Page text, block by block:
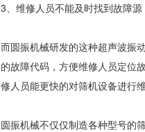
3、维修人员不能及时找到故障源
而圆振机械研发的这种超声波振
的故障代码，方便维修人员定位
修人员能更快的对筛机设备进行
圆振机械不仅仅制造各种型号的